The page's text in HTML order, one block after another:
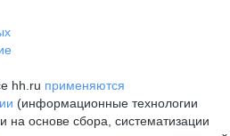
hh.ru применяются
(информационные технологии
основе сбора, систематизации